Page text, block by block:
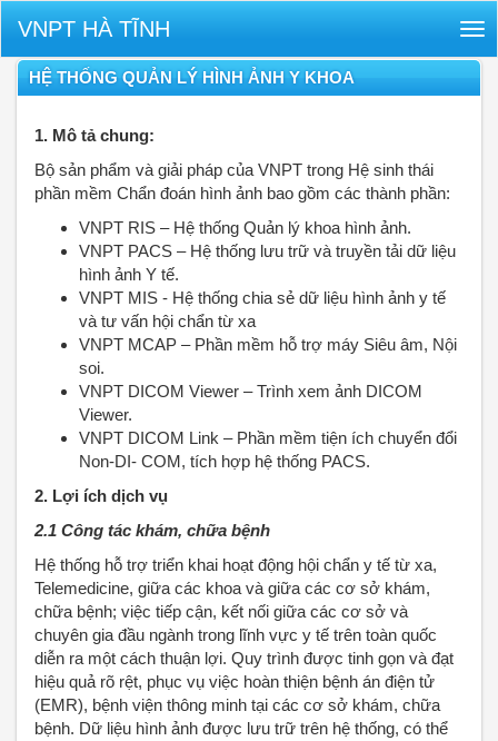
VNPT HÀ TĨNH
HỆ THỐNG QUẢN LÝ HÌNH ẢNH Y KHOA
1. Mô tả chung:
Bộ sản phẩm và giải pháp của VNPT trong Hệ sinh thái
phần mềm Chẩn đoán hình ảnh bao gồm các thành phần:
VNPT RIS – Hệ thống Quản lý khoa hình ảnh.
VNPT PACS – Hệ thống lưu trữ và truyền tải dữ liệu
hình ảnh Y tế.
VNPT MIS - Hệ thống chia sẻ dữ liệu hình ảnh y tế
và tư vấn hội chẩn từ xa
VNPT MCAP – Phần mềm hỗ trợ máy Siêu âm, Nội
soi.
VNPT DICOM Viewer – Trình xem ảnh DICOM
Viewer.
VNPT DICOM Link – Phần mềm tiện ích chuyển đổi
Non-DI- COM, tích hợp hệ thống PACS.
2. Lợi ích dịch vụ
2.1 Công tác khám, chữa bệnh
Hệ thống hỗ trợ triển khai hoạt động hội chẩn y tế từ xa,
Telemedicine, giữa các khoa và giữa các cơ sở khám,
chữa bệnh; việc tiếp cận, kết nối giữa các cơ sở và
chuyên gia đầu ngành trong lĩnh vực y tế trên toàn quốc
diễn ra một cách thuận lợi. Quy trình được tinh gọn và đạt
hiệu quả rõ rệt, phục vụ việc hoàn thiện bệnh án điện tử
(EMR), bệnh viện thông minh tại các cơ sở khám, chữa
bệnh. Dữ liệu hình ảnh được lưu trữ trên hệ thống, có thể